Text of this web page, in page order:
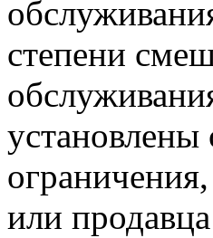
степени
установлены
или